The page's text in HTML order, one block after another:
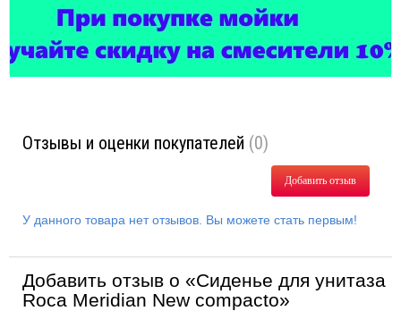
Отзывы и оценки покупателей (0)
Добавить отзыв
У данного товара нет отзывов. Вы можете стать первым!
Добавить отзыв о «Сиденье для унитаза
Roca Meridian New compacto»